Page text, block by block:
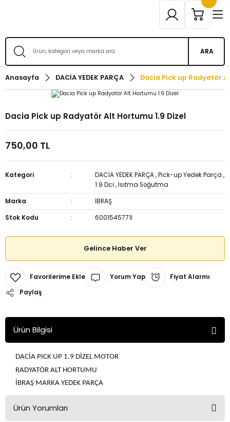
ARA
Anasayfa DACİA YEDEK PARÇA Dacia Pick up Radyatör
Dacia Pick up Radyatör Alt Hortumu 1.9 Dizel
750,00 TL
Kategori DACİA YEDEK PARÇA ,Pick-up Yedek Parça ,
1.9 Dci ,Isıtma Soğutma
Marka
İBRAŞ
Stok Kodu
6001545771İ
Gelince Haber Ver
Yorum Yap
Fiyat Alarmı
Paylaş
Ürün Bilgisi
DACİA PICK UP 1.9 DİZEL MOTOR
RADYATÖR ALT HORTUMU
İBRAŞ MARKA YEDEK PARÇA
Ürün Yorumları